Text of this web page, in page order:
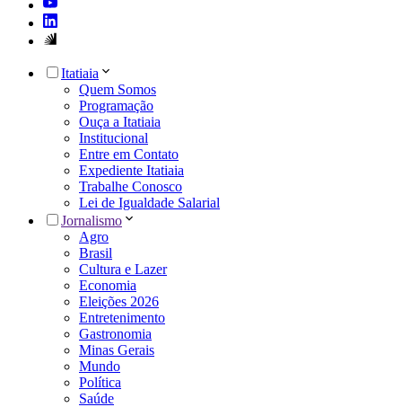
Itatiaia
Quem Somos
Programação
Ouça a Itatiaia
Institucional
Entre em Contato
Expediente Itatiaia
Trabalhe Conosco
Lei de Igualdade Salarial
Jornalismo
Agro
Brasil
Cultura e Lazer
Economia
Eleições 2026
Entretenimento
Gastronomia
Minas Gerais
Mundo
Política
Saúde